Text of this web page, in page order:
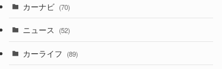
(50)
(43)
(6)
(58)
(28)
(27)
(1) (5)
カーナビ (70)
ニュース (52)
カーライフ (89)